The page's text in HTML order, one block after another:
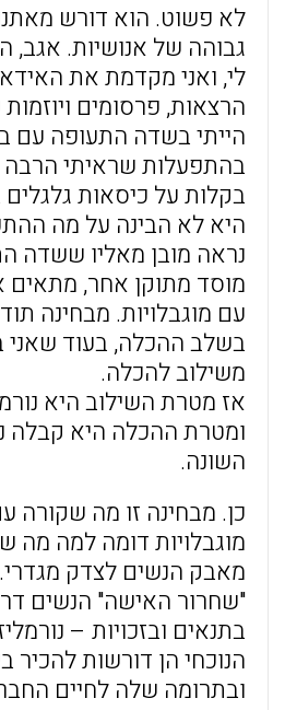
לא פשוט. הוא דורש
גבוהה של אנושיות. אגב,
לי, ואני מקדמת את
הרצאות, פרסומים
הייתי בשדה התעופה עם
בהתפעלות שראיתי הרבה
בקלות על כיסאות
היא לא הבינה על מה
נראה מובן מאליו ששדה
מוסד מתוקן אחר, מתאים
עם מוגבלויות. מבחינה
בשלב ההכלה, בעוד
משילוב להכלה.
אז מטרת השילוב היא
ומטרת ההכלה היא קבלה
השונה.
כן. מבחינה זו מה שקורה
מוגבלויות דומה למה מה
מאבק הנשים לצדק
"שחרור האישה" הנשים
בתנאים ובזכויות –
הנוכחי הן דורשות להכיר
ובתרומה שלה לחיים